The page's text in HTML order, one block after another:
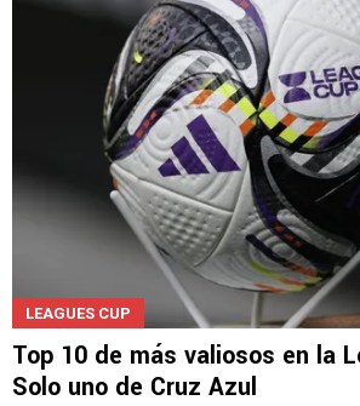
LEAGUES CUP
Top 10 de más valiosos en la
Solo uno de Cruz Azul